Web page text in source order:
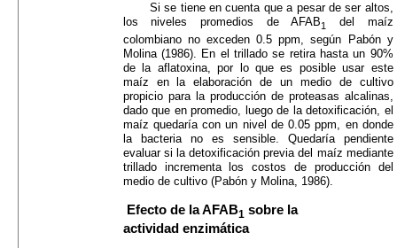
Si se tiene en cuenta que a pesar de ser altos,
los niveles promedios de AFAB1
del maíz
colombiano no exceden 0.5 ppm, según Pabón y
Molina (1986). En el trillado se retira hasta un 90%
de la aflatoxina, por lo que es posible usar este
maíz en la elaboración de un medio de cultivo
propicio para la producción de proteasas alcalinas,
dado que en promedio, luego de la detoxificación, el
maíz quedaría con un nivel de 0.05 ppm, en donde
la bacteria no es sensible. Quedaría pendiente
evaluar si la detoxificación previa del maíz mediante
trillado incrementa los costos de producción del
medio de cultivo (Pabón y Molina, 1986).
Efecto de la AFAB1 sobre la
actividad enzimática